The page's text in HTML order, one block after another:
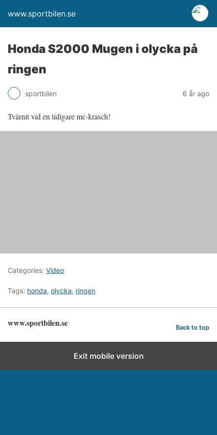
www.sportbilen.se
Honda S2000 Mugen i olycka på
ringen
sportbilen 6 år ago
Tvärnit vid en tidigare mc-krasch!
Categories: Video
Tags: honda, olycka, ringen
www.sportbilen.se Back to top
Exit mobile version